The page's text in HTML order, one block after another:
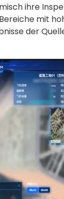
ihre
mit
der